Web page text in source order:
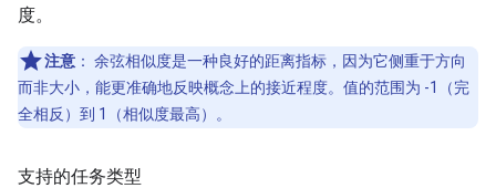
度。
注意 ： 余弦相似度是一种良好的距离指标，因为它侧重于方向
而非大小，能更准确地反映概念上的接近程度。值的范围为 -1（完
全相反）到 1（相似度最高）。
支持的任务类型